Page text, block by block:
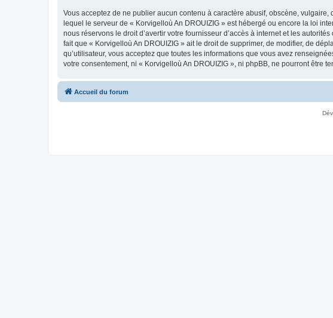
Vous acceptez de ne publier aucun contenu à caractère abusif, obscène,
lequel le serveur de « Korvigelloù An DROUIZIG » est hébergé ou encore la loi
nous réservons le droit d’avertir votre fournisseur d’accès à internet et les
fait que « Korvigelloù An DROUIZIG » ait le droit de supprimer, de modifier, de
qu’utilisateur, vous acceptez que toutes les informations que vous avez
votre consentement, ni « Korvigelloù An DROUIZIG », ni phpBB, ne pourront être
Accueil du forum